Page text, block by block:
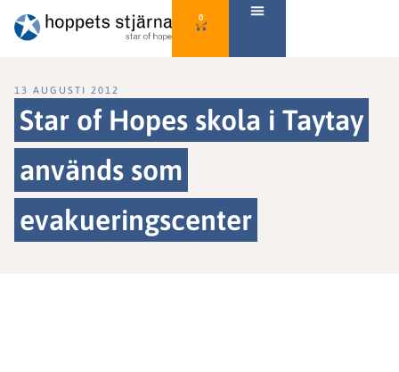
0
13 AUGUSTI 2012
Star of Hopes skola i Taytay
används som
evakueringscenter